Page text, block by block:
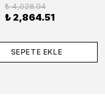
₺ 4,028.04
₺ 2,864.51
SEPETE EKLE